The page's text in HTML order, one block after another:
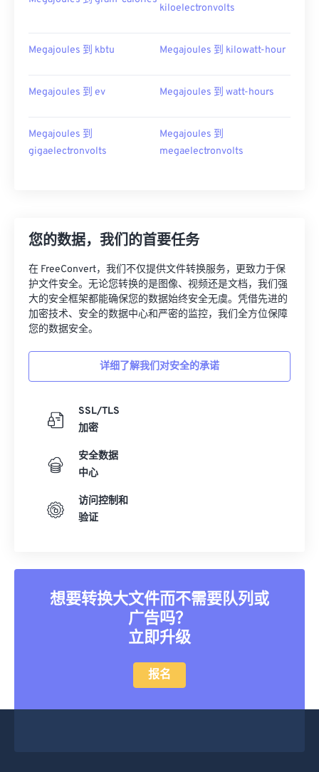
kiloelectronvolts
Megajoules 到 kbtu Megajoules 到 kilowatt-hour
Megajoules 到 ev Megajoules 到 watt-hours
Megajoules 到
gigaelectronvolts
Megajoules 到
megaelectronvolts
您的数据，我们的首要任务
在 FreeConvert，我们不仅提供文件转换服务，更致力于保
护文件安全。无论您转换的是图像、视频还是文档，我们强
大的安全框架都能确保您的数据始终安全无虞。凭借先进的
加密技术、安全的数据中心和严密的监控，我们全方位保障
您的数据安全。
详细了解我们对安全的承诺
SSL/TLS
加密
安全数据
中心
访问控制和
验证
想要转换大文件而不需要队列或
广告吗？
立即升级
报名